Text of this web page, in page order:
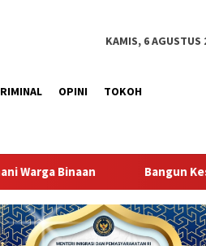
KAMIS, 6 AGUSTUS
OPINI TOKOH
Kesamaan Persepsi, Lapas